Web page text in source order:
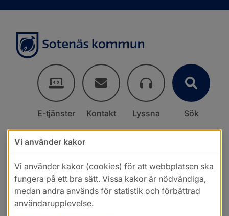
E-tjänster Kontakt Lyssna Sök
Vi använder kakor
Vi använder kakor (cookies) för att webbplatsen ska
fungera på ett bra sätt. Vissa kakor är nödvändiga,
medan andra används för statistik och förbättrad
användarupplevelse.